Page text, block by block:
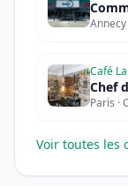
Annecy
Café
Chef
Paris ·
Voir toutes les